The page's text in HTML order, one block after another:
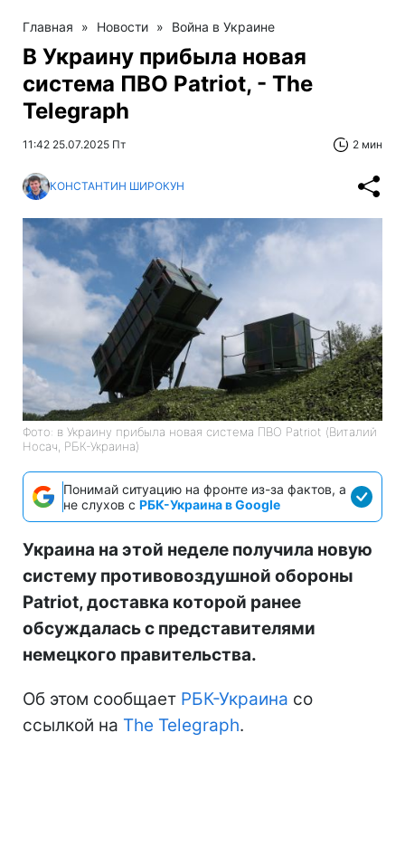
Главная » Новости » Война в Украине
В Украину прибыла новая
система ПВО Patriot, - The
Telegraph
11:42 25.07.2025 Пт 2 мин
КОНСТАНТИН ШИРОКУН
Фото: в Украину прибыла новая система ПВО Patriot (Виталий
Носач, РБК-Украина)
Понимай ситуацию на фронте из-за фактов, а
не слухов с РБК-Украина в Google
Украина на этой неделе получила новую
систему противовоздушной обороны
Patriot, доставка которой ранее
обсуждалась с представителями
немецкого правительства.
Об этом сообщает РБК-Украина со
ссылкой на The Telegraph.